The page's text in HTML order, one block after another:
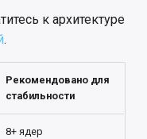
к архитектуре
.
Рекомендовано для
стабильности
8+ ядер